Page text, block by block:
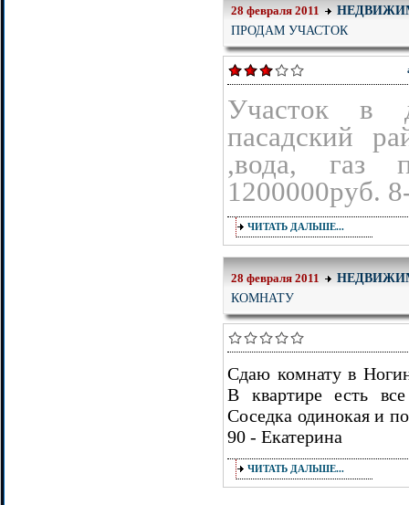
28 февраля 2011
ПРОДАМ УЧАСТОК
Участок в
пасадский
,вода, газ
1200000руб.
ЧИТАТЬ ДАЛЬШЕ...
28 февраля 2011
КОМНАТУ
Сдаю комнату в
В квартире есть
Соседка одинокая и
90 - Екатерина
ЧИТАТЬ ДАЛЬШЕ...